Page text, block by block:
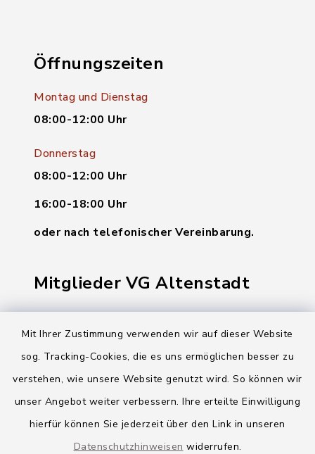
Mit Ihrer Zustimmung verwenden wir auf dieser Website
sog. Tracking-Cookies, die es uns ermöglichen besser zu
verstehen, wie unsere Website genutzt wird. So können wir
unser Angebot weiter verbessern. Ihre erteilte Einwilligung
hierfür können Sie jederzeit über den Link in unseren
Datenschutzhinweisen widerrufen.
Öffnungszeiten
Montag und Dienstag
08:00-12:00 Uhr
Donnerstag
08:00-12:00 Uhr
16:00-18:00 Uhr
oder nach telefonischer Vereinbarung.
Mitglieder VG Altenstadt
Markt Altenstadt
Gemeinde Osterberg
VG Altenstadt